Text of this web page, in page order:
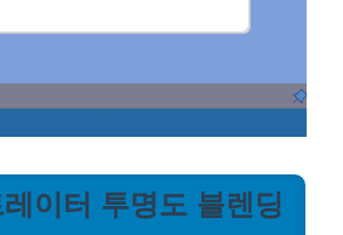
이터 투명도 블렌딩